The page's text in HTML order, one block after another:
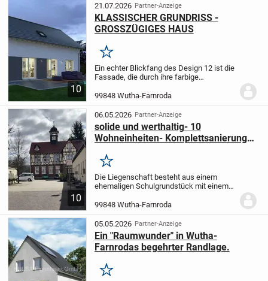
Holzständerbauwe...
10
21.07.2026 Partner-Anzeige
KLASSISCHER GRUNDRISS -
GROSSZÜGIGES HAUS
Merken
Ein echter Blickfang des Design 12 ist die
Fassade, die durch ihre farbige
Doch auch die Räume unter dem
Satteldach haben auf mehr als 160 m²
Wohnfläche vieles zu...
99848 Wutha-Farnroda
10
06.05.2026 Partner-Anzeige
solide und werthaltig- 10
Wohneinheiten- Komplettsanierung
Merken
Die Liegenschaft besteht aus einem
ehemaligen Schulgrundstück mit einem
weiteren Gebäuden (Bj. ca. 1958). Im Jahr
2015 wurde das gesamte Areal zu einer
Wohnanlage...
99848 Wutha-Farnroda
05.05.2026 Partner-Anzeige
Ein "Raumwunder" in Wutha-
Farnrodas begehrter Randlage.
Merken